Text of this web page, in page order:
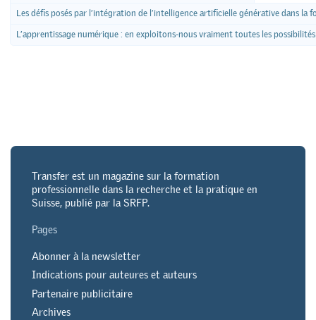
Les défis posés par l’intégration de l’intelligence artificielle générative dans la
L’apprentissage numérique : en exploitons-nous vraiment toutes les
Transfer est un magazine sur la formation
professionnelle dans la recherche et la pratique en
Suisse, publié par la SRFP.
Pages
Abonner à la newsletter
Indications pour auteures et auteurs
Partenaire publicitaire
Archives